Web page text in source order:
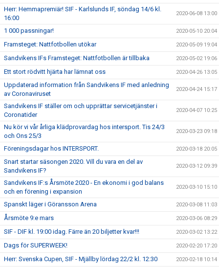
Herr: Hemmapremiär! SIF - Karlslunds IF, söndag 14/6 kl.
16:00
2020-06-08 13:00
1 000 passningar! 2020-05-10 20:04
Framsteget: Nattfotbollen utökar 2020-05-09 19:04
Sandvikens IFs Framsteget: Nattfotbollen är tillbaka 2020-05-02 19:06
Ett stort rödvitt hjärta har lämnat oss 2020-04-26 13:05
Uppdaterad information från Sandvikens IF med anledning
av Coronaviruset
2020-04-24 15:17
Sandvikens IF ställer om och upprättar servicetjänster i
Coronatider
2020-04-07 10:25
Nu kör vi vår årliga klädprovardag hos intersport. Tis 24/3
och Ons 25/3
2020-03-23 09:18
Föreningsdagar hos INTERSPORT. 2020-03-18 20:05
Snart startar säsongen 2020. Vill du vara en del av
Sandvikens IF?
2020-03-12 09:39
Sandvikens IF:s Årsmöte 2020 - En ekonomi i god balans
och en förening i expansion
2020-03-10 15:10
Spanskt läger i Göransson Arena 2020-03-08 11:03
Årsmöte 9:e mars 2020-03-06 08:29
SIF - DIF kl. 19:00 idag. Färre än 20 biljetter kvar!!! 2020-03-02 13:22
Dags för SUPERWEEK! 2020-02-20 17:20
Herr: Svenska Cupen, SIF - Mjällby lördag 22/2 kl. 12:30 2020-02-18 10:14